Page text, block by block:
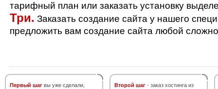
тарифный план или заказать установку
Три. Заказать создание сайта у нашего
предложить вам создание сайта любой
Первый шаг вы уже сделали,
Второй шаг - заказ хостинга из